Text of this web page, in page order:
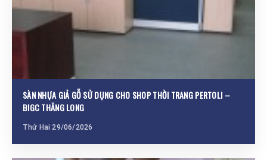
SÀN NHỰA GIẢ GỖ SỬ DỤNG CHO SHOP THỜI TRANG PERTOLI –
BIGC THĂNG LONG
Thứ Hai 29/06/2026